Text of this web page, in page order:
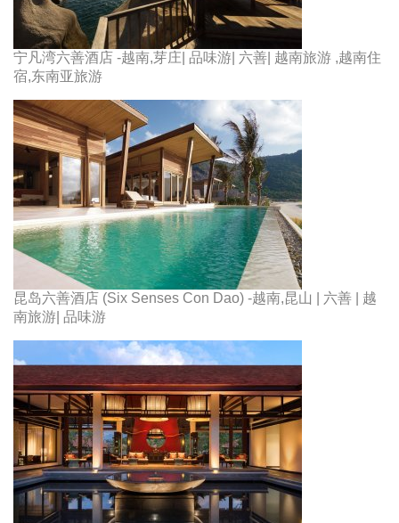
宁凡湾六善酒店 -越南,芽庄| 品味游| 六善| 越南旅游 ,越南住
宿,东南亚旅游
昆岛六善酒店 (Six Senses Con Dao) -越南,昆山 | 六善 | 越
南旅游| 品味游